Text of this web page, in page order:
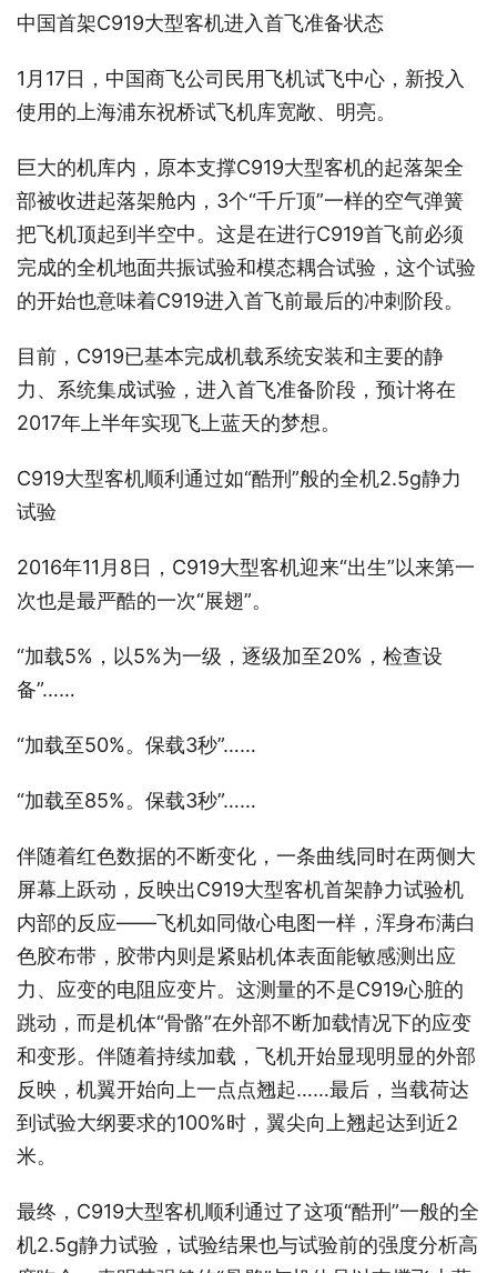
中国首架C919大型客机进入首飞准备状态
1月17日，中国商飞公司民用飞机试飞中心，新投入
使用的上海浦东祝桥试飞机库宽敞、明亮。
巨大的机库内，原本支撑C919大型客机的起落架全
部被收进起落架舱内，3个“千斤顶”一样的空气弹簧
把飞机顶起到半空中。这是在进行C919首飞前必须
完成的全机地面共振试验和模态耦合试验，这个试验
的开始也意味着C919进入首飞前最后的冲刺阶段。
目前，C919已基本完成机载系统安装和主要的静
力、系统集成试验，进入首飞准备阶段，预计将在
2017年上半年实现飞上蓝天的梦想。
C919大型客机顺利通过如“酷刑”般的全机2.5g静力
试验
2016年11月8日，C919大型客机迎来“出生”以来第一
次也是最严酷的一次“展翅”。
“加载5%，以5%为一级，逐级加至20%，检查设
备”……
“加载至50%。保载3秒”……
“加载至85%。保载3秒”……
伴随着红色数据的不断变化，一条曲线同时在两侧大
屏幕上跃动，反映出C919大型客机首架静力试验机
内部的反应——飞机如同做心电图一样，浑身布满白
色胶布带，胶带内则是紧贴机体表面能敏感测出应
力、应变的电阻应变片。这测量的不是C919心脏的
跳动，而是机体“骨骼”在外部不断加载情况下的应变
和变形。伴随着持续加载，飞机开始显现明显的外部
反映，机翼开始向上一点点翘起……最后，当载荷达
到试验大纲要求的100%时，翼尖向上翘起达到近2
米。
最终，C919大型客机顺利通过了这项“酷刑”一般的全
机2.5g静力试验，试验结果也与试验前的强度分析高